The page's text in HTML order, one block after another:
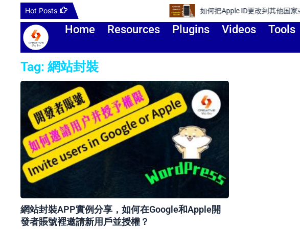
content
Hot Posts 如何把Apple ID更改到其他国家或地区？方便下载APP
Home Resources Plugins Videos Tools
Tag: 網站封裝
網站封裝APP實例分享，如何在Google和Apple開
發者賬號裡邀請新用戶並授權？